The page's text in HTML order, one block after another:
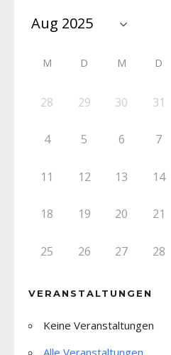
M D M D
28 29 30 31
4 5 6 7
11 12 13 14
18 19 20 21
25 26 27 28
VERANSTALTUNGEN
Keine Veranstaltungen
Alle Veranstaltungen